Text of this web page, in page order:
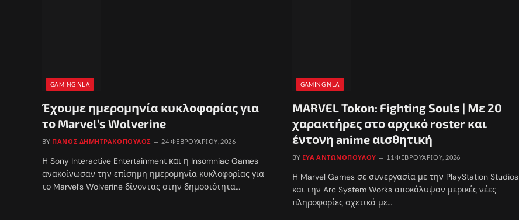
GAMING ΝΈΑ
Έχουμε ημερομηνία κυκλοφορίας για
το Marvel’s Wolverine
BY ΠΆΝΟΣ ΔΗΜΗΤΡΑΚΌΠΟΥΛΟΣ 24 ΦΕΒΡΟΥΑΡΊΟΥ, 2026
Η Sony Interactive Entertainment και η Insomniac Games
ανακοίνωσαν την επίσημη ημερομηνία κυκλοφορίας για
το Marvel’s Wolverine δίνοντας στην δημοσιότητα…
GAMING ΝΈΑ
MARVEL Tokon: Fighting Souls | Με 20
χαρακτήρες στο αρχικό roster και
έντονη anime αισθητική
BY ΕΎΑ ΑΝΤΩΝΟΠΟΎΛΟΥ 11 ΦΕΒΡΟΥΑΡΊΟΥ, 2026
Η Marvel Games σε συνεργασία με την PlayStation Studios
και την Arc System Works αποκάλυψαν μερικές νέες
πληροφορίες σχετικά με…